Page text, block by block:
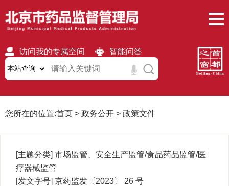
访问我的专属空间 智能问答
无障碍 繁體 移动版
您所在的位置:首页 > 政务公开 > 政策文件
[主题分类] 市场监管、安全生产监管/食品药品监管/医
疗器械监管
[发文字号] 京药监发〔2023〕 26 号